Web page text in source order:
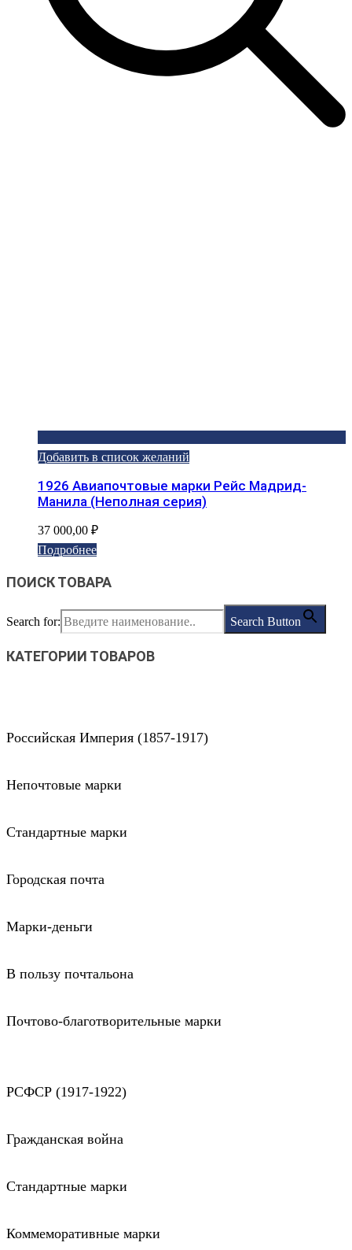
Добавить в список желаний
1926 Авиапочтовые марки Рейс Мадрид-
Манила (Неполная серия)
37 000,00 ₽
Подробнее
ПОИСК ТОВАРА
Search for: Search Button
КАТЕГОРИИ ТОВАРОВ
Российская Империя (1857-1917)
Непочтовые марки
Стандартные марки
Городская почта
Марки-деньги
В пользу почтальона
Почтово-благотворительные марки
РСФСР (1917-1922)
Гражданская война
Стандартные марки
Коммеморативные марки